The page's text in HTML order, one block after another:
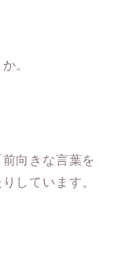
。
向きな言葉を
しています。